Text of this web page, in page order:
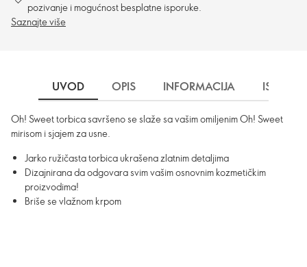
pozivanje i mogućnost besplatne isporuke.
Saznajte više
UVOD OPIS INFORMACIJA
Oh! Sweet torbica savršeno se slaže sa vašim omiljenim Oh! Sweet
mirisom i sjajem za usne.
Jarko ružičasta torbica ukrašena zlatnim detaljima
Dizajnirana da odgovara svim vašim osnovnim kozmetičkim
proizvodima!
Briše se vlažnom krpom